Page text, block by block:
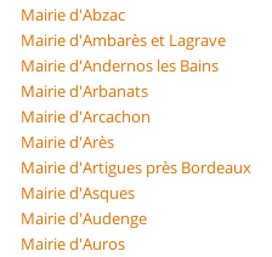
Mairie d'Abzac
Mairie d'Ambarès et Lagrave
Mairie d'Andernos les Bains
Mairie d'Arbanats
Mairie d'Arcachon
Mairie d'Arès
Mairie d'Artigues près Bordeaux
Mairie d'Asques
Mairie d'Audenge
Mairie d'Auros